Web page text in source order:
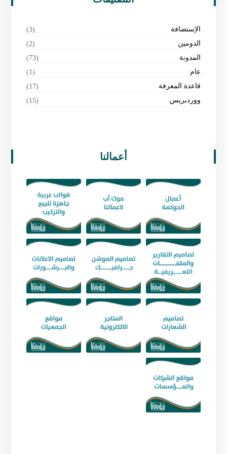
الإستضافة
(3)
الدومين
(2)
المدونة
(73)
عام
(1)
قاعدة المعرفة
(17)
ووردبريس
(15)
أعمالنا